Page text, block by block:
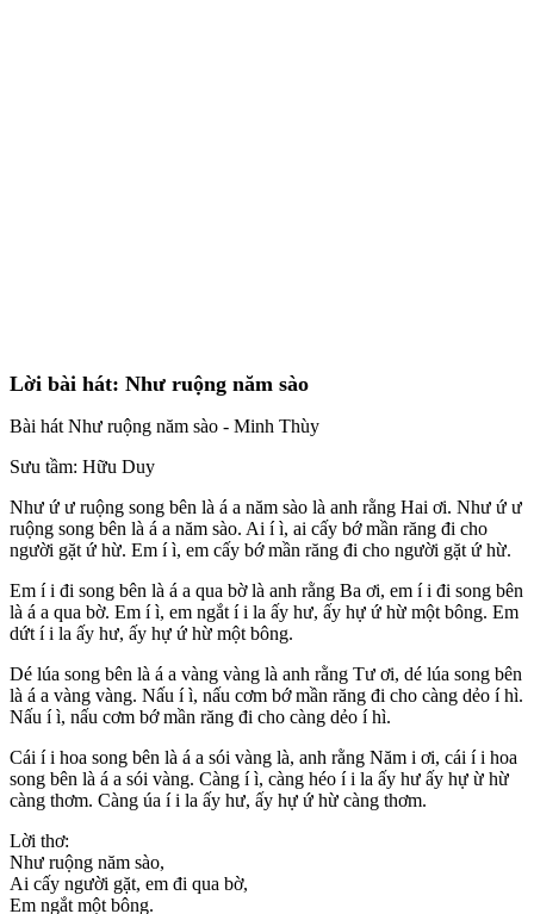
Lời bài hát: Như ruộng năm sào
Bài hát Như ruộng năm sào - Minh Thùy
Sưu tầm: Hữu Duy
Như ứ ư ruộng song bên là á a năm sào là anh rằng Hai ơi. Như ứ ư
ruộng song bên là á a năm sào. Ai í ì, ai cấy bớ mần răng đi cho
người gặt ứ hừ. Em í ì, em cấy bớ mần răng đi cho người gặt ứ hừ.
Em í i đi song bên là á a qua bờ là anh rằng Ba ơi, em í i đi song bên
là á a qua bờ. Em í ì, em ngắt í i la ấy hư, ấy hự ứ hừ một bông. Em
dứt í i la ấy hư, ấy hự ứ hừ một bông.
Dé lúa song bên là á a vàng vàng là anh rằng Tư ơi, dé lúa song bên
là á a vàng vàng. Nấu í ì, nấu cơm bớ mần răng đi cho càng dẻo í hì.
Nấu í ì, nấu cơm bớ mần răng đi cho càng dẻo í hì.
Cái í i hoa song bên là á a sói vàng là, anh rằng Năm i ơi, cái í i hoa
song bên là á a sói vàng. Càng í ì, càng héo í i la ấy hư ấy hự ừ hừ
càng thơm. Càng úa í i la ấy hư, ấy hự ứ hừ càng thơm.
Lời thơ:
Như ruộng năm sào,
Ai cấy người gặt, em đi qua bờ,
Em ngắt một bông.